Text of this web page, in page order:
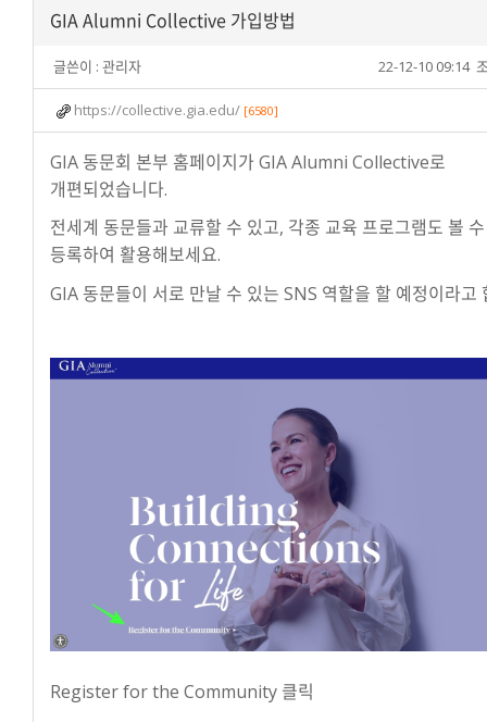
GIA Alumni Collective 가입방법
글쓴이 : 관리자 22-12-10 09:14
https://collective.gia.edu/ [6580]
GIA 동문회 본부 홈페이지가 GIA Alumni Collective로
개편되었습니다.
전세계 동문들과 교류할 수 있고, 각종 교육 프로그램도 볼
등록하여 활용해보세요.
GIA 동문들이 서로 만날 수 있는 SNS 역할을 할 예정이라고
Register for the Community 클릭